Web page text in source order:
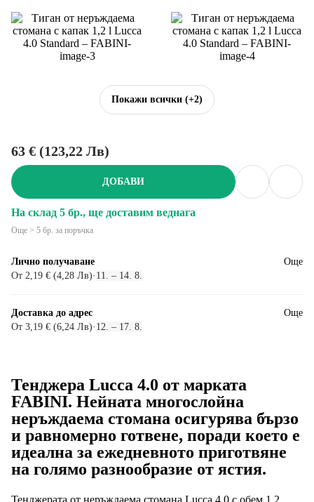
Покажи всички (+2)
63 € (123,22 Лв)
ДОБАВИ
На склад 5 бр., ще доставим веднага
Още > 5 бр. за поръчка
Лично получаване
От 2,19 € (4,28 Лв)· 11. – 14. 8.
Още
Доставка до адрес
От 3,19 € (6,24 Лв)· 12. – 17. 8.
Още
Тенджера Lucca 4.0 от марката
FABINI. Нейната многослойна
неръждаема стомана осигурява бързо
и равномерно готвене, поради което е
идеална за ежедневното приготвяне
на голямо разнообразие от ястия.
Тенджерата от неръждаема стомана Lucca 4.0 с обем 1,2